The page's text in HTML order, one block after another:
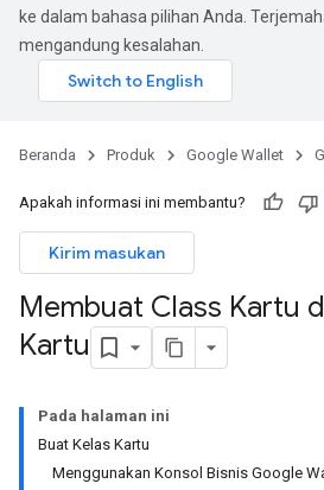
ke dalam bahasa pilihan Anda.
mengandung kesalahan.
Beranda Produk Google Wallet
Apakah informasi ini membantu?
Kirim masukan
Membuat Class Kartu
Kartu
Pada halaman ini
Buat Kelas Kartu
Menggunakan Konsol Bisnis Google